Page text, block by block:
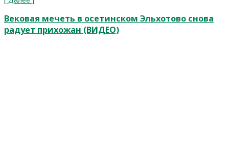
Вековая мечеть в осетинском Эльхотово снова
радует прихожан (ВИДЕО)